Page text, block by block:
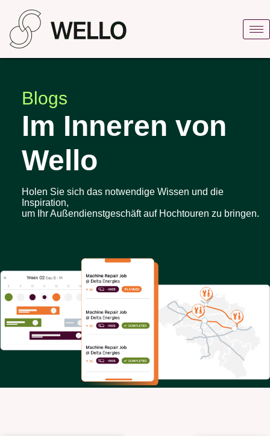
Blogs
Im Inneren von
Wello
Holen Sie sich das notwendige Wissen und die
Inspiration,
um Ihr Außendienstgeschäft auf Hochtouren zu bringen.